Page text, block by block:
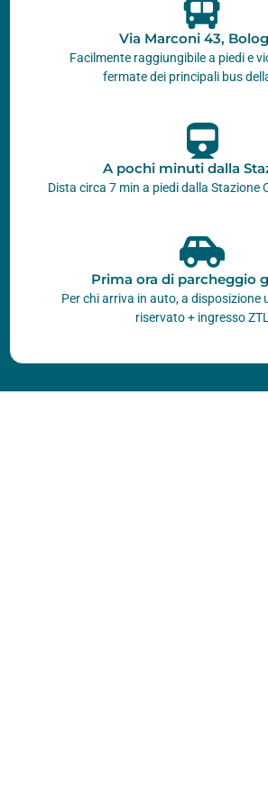
Via Marconi 43,
Facilmente raggiungibile a piedi e
fermate dei principali bus
A pochi minuti dalla
Dista circa 7 min a piedi dalla Stazione
Prima ora di parcheggio
Per chi arriva in auto, a disposizione
riservato + ingresso ZTL